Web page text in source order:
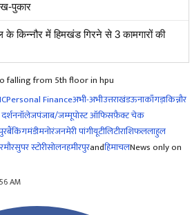
पुकार
किन्नौर में हिमखंड गिरने से 3 कामगारों की
falling from 5th floor in hpu
Personal Financeअभी-अभीउत्तराखंडऊनाकाँगड़ाकिन्नौर
नॉलेजपंजाब/जम्मूपोस्ट ऑफिसफ़ैक्ट चेक
बैंकिंगमंडीमनोरंजनमेरी पांगीयूटीलिटीराशिफललाहुल
सुपर स्टोरीसोलनहमीरपुरandहिमाचलNews only on
AM